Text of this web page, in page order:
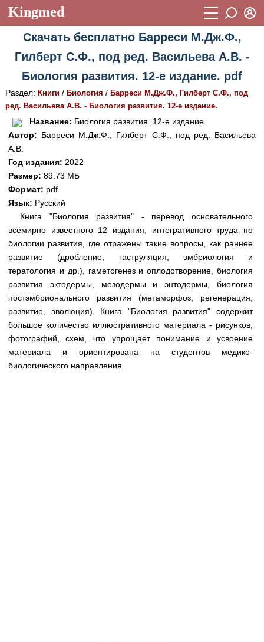
Kingmed
Учебный материал
Видеогалерея 899
Истории болезней 1268
Лекции и презентации 2474
Методические рекомендации
Научно-популярное
Новости (244)
Медицинская стандартизация
Нормативы экстренной и неотложной помощи
Нормы лабораторных и инструментальных
исследований
Восстановить пароль
Регистрация
Скачать бесплатно Барреси М.Дж.Ф.,
Гилберт С.Ф., под ред. Васильева А.В. -
Биология развития. 12-е издание. pdf
Раздел: Книги/ Биология / Барреси М.Дж.Ф., Гилберт С.Ф., под
ред. Васильева А.В. - Биология развития. 12-е издание.
Название: Биология развития. 12-е издание.
Автор: Барреси М.Дж.Ф., Гилберт С.Ф., под ред. Васильева
А.В.
Год издания: 2022
Размер: 89.73 МБ
Формат: pdf
Язык: Русский
Книга "Биология развития" - перевод основательного
всемирно известного 12 издания, интегративного труда по
биологии развития, где отражены такие вопросы, как раннее
развитие (дробление, гаструляция, эмбриология и
тератология и др.), гаметогенез и оплодотворение, биология
развития эктодермы, мезодермы и энтодермы, биология
постэмбрионального развития (метаморфоз, регенерация,
развитие, эволюция). Книга "Биология развития" содержит
большое количество иллюстративного материала - рисунков,
фотографий, схем, что упрощает понимание и усвоение
материала и ориентирована на студентов медико-
биологического направления.